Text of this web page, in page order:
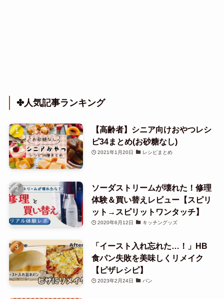
✤人気記事ランキング
【高齢者】シニア向けおやつレシ
ピ34まとめ(お砂糖なし)
2021年1月20日 レシピまとめ
ソーダストリームが壊れた！修理
体験＆買い替えレビュー【スピリ
ット→スピリットワンタッチ】
2020年6月12日 キッチングッズ
「イースト入れ忘れた…！」HB
食パン失敗を美味しくリメイク
【ピザレシピ】
2023年2月24日 パン